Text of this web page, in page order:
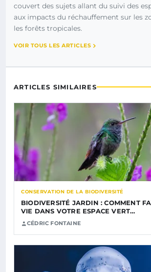
couvert des sujets allant du suivi des
aux impacts du réchauffement sur les
les forêts tropicales.
VOIR TOUS LES ARTICLES
ARTICLES SIMILAIRES
CONSERVATION DE LA BIODIVERSITÉ
BIODIVERSITÉ JARDIN : COMMENT
VIE DANS VOTRE ESPACE VERT…
CÉDRIC FONTAINE